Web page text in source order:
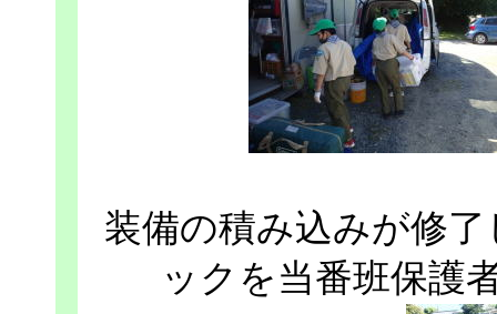
装備の積み込みが修
ックを当番班保護